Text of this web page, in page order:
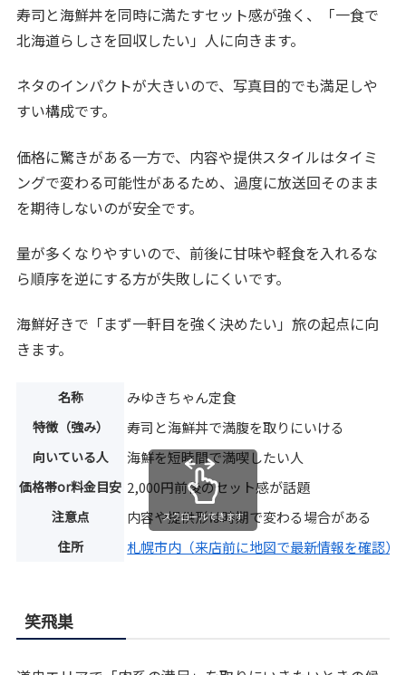
寿司と海鮮丼を同時に満たすセット感が強く、「一食で
北海道らしさを回収したい」人に向きます。
ネタのインパクトが大きいので、写真目的でも満足しや
すい構成です。
価格に驚きがある一方で、内容や提供スタイルはタイミ
ングで変わる可能性があるため、過度に放送回そのまま
を期待しないのが安全です。
量が多くなりやすいので、前後に甘味や軽食を入れるな
ら順序を逆にする方が失敗しにくいです。
海鮮好きで「まず一軒目を強く決めたい」旅の起点に向
きます。
名称 みゆきちゃん定食
特徴（強み） 寿司と海鮮丼で満腹を取りにいける
向いている人 海鮮を短時間で満喫したい人
価格帯or料金目安 2,000円前後のセット感が話題
注意点 内容や提供形は時期で変わる場合がある
住所 札幌市内（来店前に地図で最新情報を確認）
スクロールできます
笑飛巣